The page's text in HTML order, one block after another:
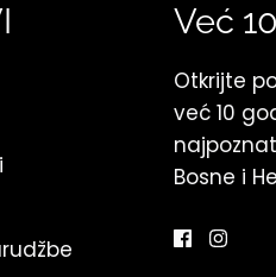
Već
Otkrijte
već 10
Bosne i